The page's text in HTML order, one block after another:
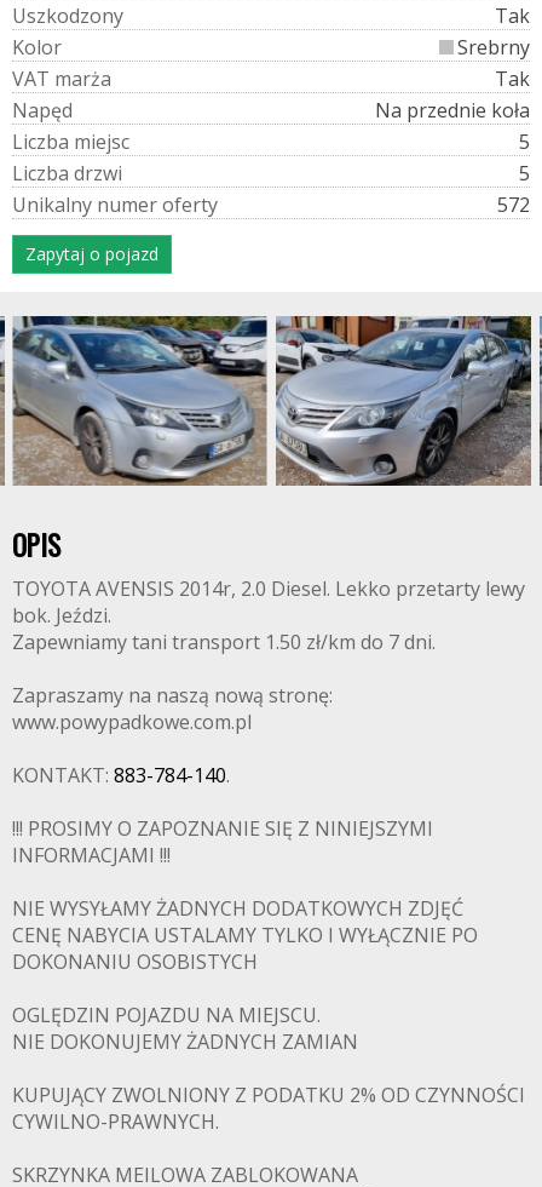
Uszkodzony
Tak
Kolor
Srebrny
VAT marża
Tak
Napęd
Na przednie koła
Liczba miejsc
5
Liczba drzwi
5
Unikalny numeroferty 572
Zapytaj o pojazd
OPIS
TOYOTA AVENSIS 2014r, 2.0 Diesel. Lekko przetarty lewy
bok. Jeździ.
Zapewniamy tani transport 1.50 zł/km do 7 dni.
Zapraszamy na naszą nową stronę:
www.powypadkowe.com.pl
KONTAKT: 883-784-140.
!!! PROSIMY O ZAPOZNANIE SIĘ Z NINIEJSZYMI
INFORMACJAMI !!!
NIE WYSYŁAMY ŻADNYCH DODATKOWYCH ZDJĘĆ
CENĘ NABYCIA USTALAMY TYLKO I WYŁĄCZNIE PO
DOKONANIU OSOBISTYCH
OGLĘDZIN POJAZDU NA MIEJSCU.
NIE DOKONUJEMY ŻADNYCH ZAMIAN
KUPUJĄCY ZWOLNIONY Z PODATKU 2% OD CZYNNOŚCI
CYWILNO-PRAWNYCH.
SKRZYNKA MEILOWA ZABLOKOWANA